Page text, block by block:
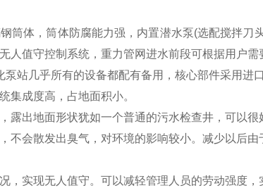
筒体，筒体防腐能力强，内置潜水泵(选配搅拌刀
人值守控制系统，重力管网进水前段可根据用户
站几乎所有的设备都配有备用，核心部件采用进口
成度高，占地面积小。
出地面形状犹如一个普通的污水检查井，可以很
会散发出臭气，对环境的影响较小。减少以后由
实现无人值守。可以减轻管理人员的劳动强度，